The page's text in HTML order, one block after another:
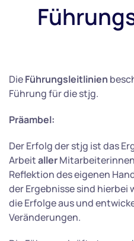
DieFührungsleitlinien
Führung für die stjg.
Präambel:
Der Erfolg der stjg ist das
Arbeitaller
Reflektion des eigenen
der Ergebnisse sind
die Erfolge aus und
Veränderungen.